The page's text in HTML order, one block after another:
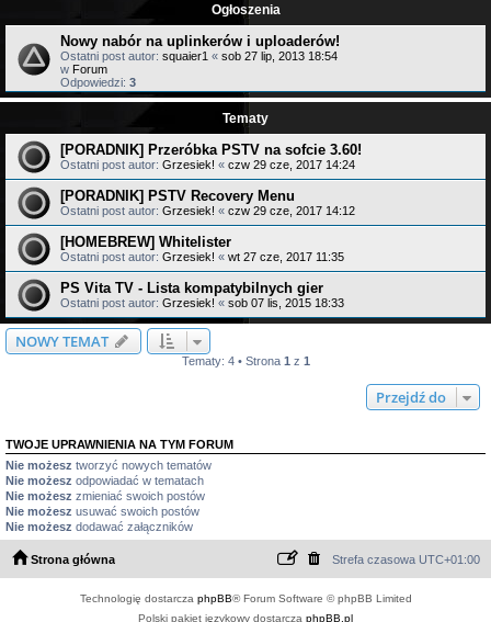
Ogłoszenia
Nowy nabór na uplinkerów i uploaderów!
Ostatni post autor: squaier1 « sob 27 lip, 2013 18:54
w Forum
Odpowiedzi: 3
Tematy
[PORADNIK] Przeróbka PSTV na sofcie 3.60!
Ostatni post autor: Grzesiek! « czw 29 cze, 2017 14:24
[PORADNIK] PSTV Recovery Menu
Ostatni post autor: Grzesiek! « czw 29 cze, 2017 14:12
[HOMEBREW] Whitelister
Ostatni post autor: Grzesiek! « wt 27 cze, 2017 11:35
PS Vita TV - Lista kompatybilnych gier
Ostatni post autor: Grzesiek! « sob 07 lis, 2015 18:33
NOWY TEMAT
Tematy: 4 • Strona 1 z 1
Przejdź do
TWOJE UPRAWNIENIA NA TYM FORUM
Nie możesz tworzyć nowych tematów
Nie możesz odpowiadać w tematach
Nie możesz zmieniać swoich postów
Nie możesz usuwać swoich postów
Nie możesz dodawać załączników
Strona główna Strefa czasowa UTC+01:00
Technologię dostarcza phpBB® Forum Software © phpBB Limited
Polski pakiet językowy dostarcza phpBB.pl